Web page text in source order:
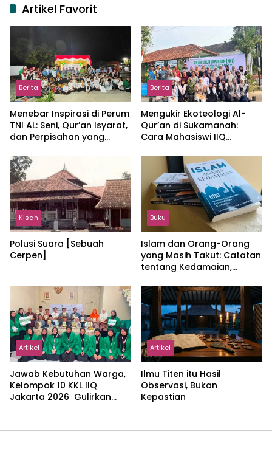
Artikel Favorit
Berita
Menebar Inspirasi di Perum
TNI AL: Seni, Qur’an Isyarat,
dan Perpisahan yang
Berita
Mengukir Ekoteologi Al-
Qur’an di Sukamanah:
Cara Mahasiswi IIQ
Jonggol
Kisah
Polusi Suara [Sebuah
Cerpen]
Buku
Islam dan Orang-Orang
yang Masih Takut: Catatan
tentang Kedamaian,
dalam Pemikiran Masykuri
Abdillah
Artikel
Jawab Kebutuhan Warga,
Kelompok 10 KKL IIQ
Jakarta 2026 Gulirkan
Artikel
Ilmu Titen itu Hasil
Observasi, Bukan
Kepastian